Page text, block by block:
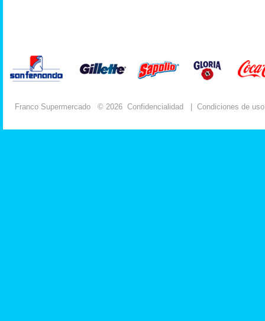
Franco Supermercado © 2026 Confidencialidad Condiciones de uso